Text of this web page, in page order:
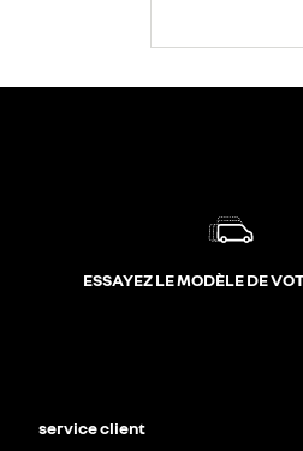
ESSAYEZ LE MODÈLE DE
service client